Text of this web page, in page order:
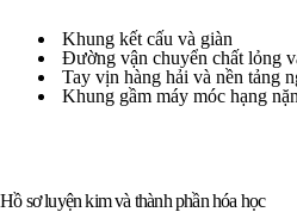
Khung kết cấu và giàn
Đường vận chuyển chất lỏng
Tay vịn hàng hải và nền tảng
Khung gầm máy móc hạng
Hồ sơ luyện kim và thành phần hóa học